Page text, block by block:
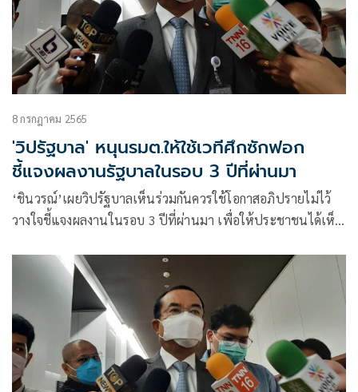
8 กรกฎาคม 2565
'วิปรัฐบาล' หนุนรมต.ให้ใช้เวทีศึกซักฟอก
ชี้แจงผลงานรัฐบาลในรอบ 3 ปีที่ผ่านมา
‘ชินวรณ์’เผยวิปรัฐบาลเห็นร่วมกันควรใช้โอกาสอภิปรายไม่ไว้
วางใจชี้แจงผลงานในรอบ 3 ปีที่ผ่านมา เพื่อให้ประชาชนได้เห็น
‘จุรินทร์ ‘ ชี้แจงอย่างน้อย 2 ชม.